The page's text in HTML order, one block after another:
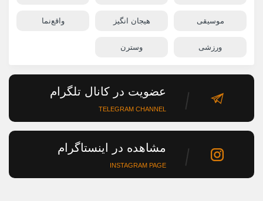
موسیقی هیجان انگیز واقع‌نما
ورزشی وسترن
عضویت در کانال تلگرام
TELEGRAM CHANNEL
مشاهده در اینستاگرام
INSTAGRAM PAGE